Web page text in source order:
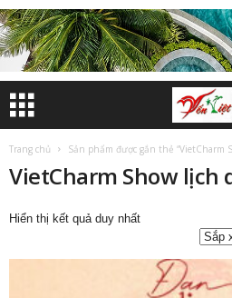
Trang chủ Sản phẩm được gắn thẻ “VietCharm
VietCharm Show lịch
Hiển thị kết quả duy nhất